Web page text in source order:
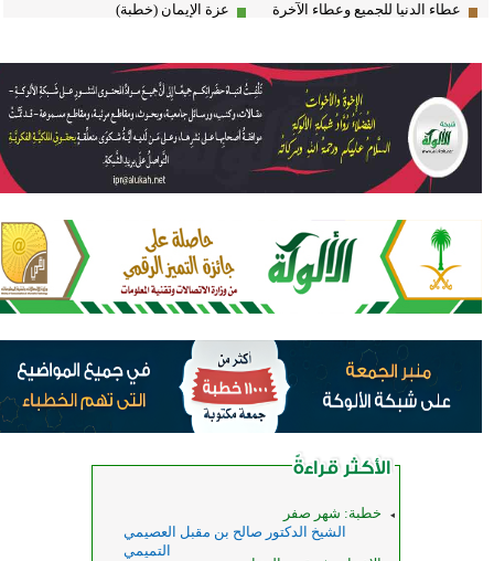
عطاء الدنيا للجميع وعطاء الآخرة
عزة الإيمان (خطبة)
مراقبة الله تجعل الإنسان لا يدخل
جوفه إلا الحلال
الشيخ ندا أبو أحمد
ماذا يحصل عندما يتعلق القلب
بالله؟ (خطبة)
ياسر عبدالله محمد الحوري
باب في الاستسقاء
د. خالد النجار
خطبة: الفساد في الأرض
أ. د. حسن بن محمد بن علي شبالة
الشيخ أحمد إبراهيم الجوني
الصلاة والسلام وحكم ...
فواز بن علي بن عباس السليماني
العدل من أسباب حصول الظل يوم
الحر الأكبر
د. خالد بن محمود بن عبدالعزيز الجهني
فوائد مستنبطة من آية الوضوء
للعلامة محمد بن صالح ...
مساعد بن عبدالله السلمان
الشواهد الحديثية في القاموس
سالم معروف الجزائري
التربية الوقائية ودورها في بناء الفرد
والمجتمع في ...
إيمان بنت سعيد عبدالقادر التركي
باب في فضل الجهاد والجمعة فألقيه
ندى ممدوح عبدالحسيب منصور إبراهيم
أهمية الخطاب الإعلامي ودروس
أفهم الغالبون؟ (خطبة)
ثوان من الغضب... وسنوات من
خطبة: شهر صفر
الشيخ الدكتور صالح بن مقبل العصيمي
التميمي